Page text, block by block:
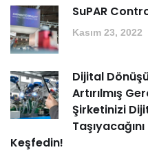
SuPAR
Kasım 23, 2022
Dijital
Artırılmış
Şirketinizi
Keşfedin!